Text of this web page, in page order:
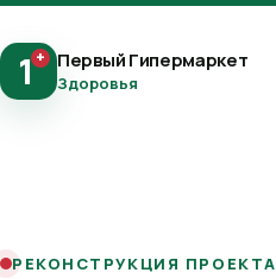
1+ Первый Гипермаркет
Здоровья
РЕКОНСТРУКЦИЯ ПРОЕКТА